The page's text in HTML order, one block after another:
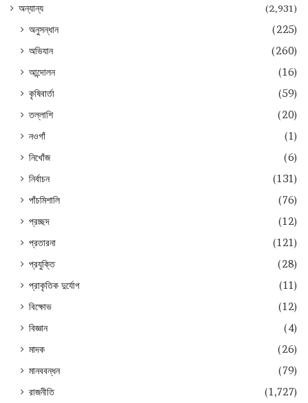
অন্যান্য (2,931)
অনুসন্ধান
(225)
অভিযান
(260)
আন্দোলন
(16)
কৃষিবার্তা
(59)
তল্লাশি
(20)
নওগাঁ
(1)
নিখোঁজ
(6)
নির্বাচন
(131)
পাঁচমিশালি
(76)
প্রচ্ছদ
(12)
প্রতারনা
(121)
প্রযুক্তি
(28)
প্রাকৃতিক দুর্যোগ
(11)
বিক্ষোভ
(12)
বিজ্ঞান
(4)
মাদক
(26)
মানববন্ধন
(79)
রাজনীতি
(1,727)